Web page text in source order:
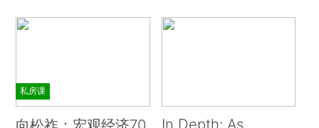
私房课
In Depth: As